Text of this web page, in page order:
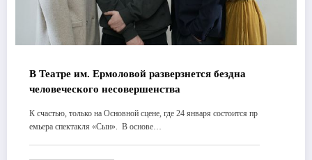
В Театре им. Ермоловой разверзнется бездна
человеческого несовершенства
К счастью, только на Основной сцене, где 24 января состоится пр
емьера спектакля «Сын». В основе…